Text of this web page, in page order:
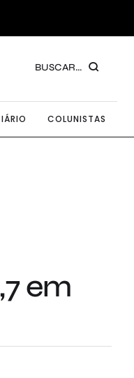
BUSCAR...
COLUNISTAS
em